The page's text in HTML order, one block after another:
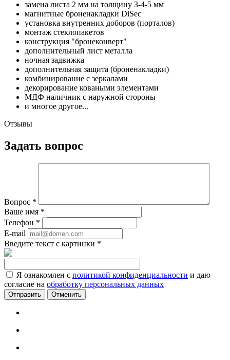
замена листа 2 мм на толщину 3-4-5 мм
магнитные броненакладки DiSec
установка внутренних доборов (порталов)
монтаж стеклопакетов
конструкция "бронеконверт"
дополнительный лист металла
ночная задвижка
дополнительная защита (броненакладки)
комбинирование с зеркалами
декорирование коваными элементами
МДФ наличник с наружной стороны
и многое другое...
Отзывы
Задать вопрос
Вопрос *
Ваше имя *
Телефон *
E-mail
Введите текст с картинки *
Я ознакомлен с политикой конфиденциальности и даю
согласие на обработку персональных данных
Отменить